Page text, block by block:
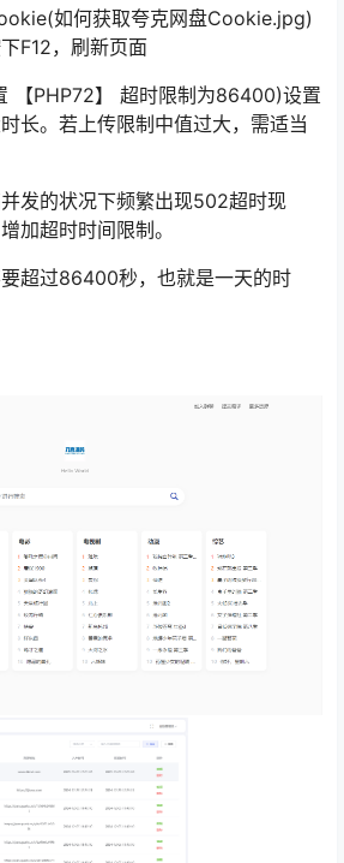
如何获取夸克网盘Cookie.jpg)
F12，刷新页面
【PHP72】 超时限制为86400)设置
长。若上传限制中值过大，需适当
发的状况下频繁出现502超时现
加超时时间限制。
超过86400秒，也就是一天的时